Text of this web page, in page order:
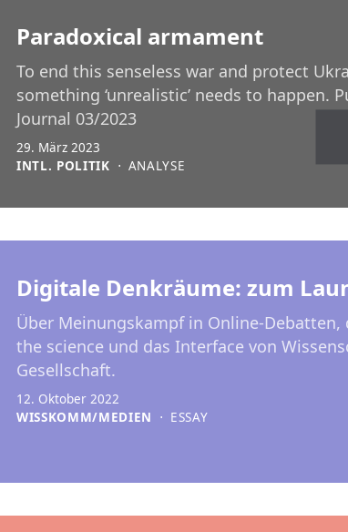
Paradoxical armament
To end this senseless war and protect
something ‘unrealistic’ needs to happen.
Journal 03/2023
29. März 2023
INTL. POLITIK ⋅ ANALYSE
Digitale Denkräume: zum
Über Meinungskampf in Online-Debatten,
the science und das Interface von
Gesellschaft.
12. Oktober 2022
WISSKOMM/MEDIEN
⋅ ESSAY